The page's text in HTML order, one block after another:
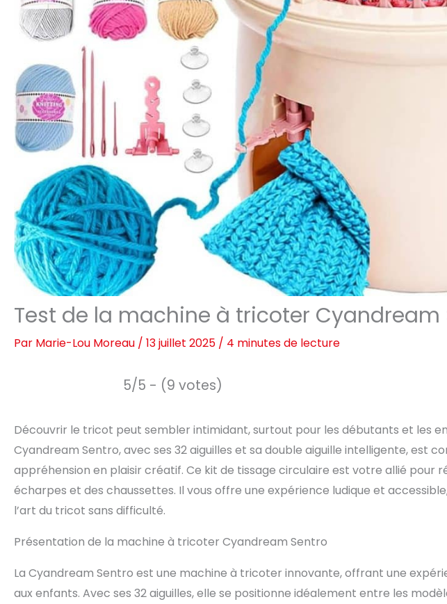
Test de la machine à tricoter Cyandream
Par Marie-Lou Moreau / 13 juillet 2025 / 4 minutes de lecture
5/5 - (9 votes)
Découvrir le tricot peut sembler intimidant, surtout pour les débutants et les
Cyandream Sentro, avec ses 32 aiguilles et sa double aiguille intelligente, est
appréhension en plaisir créatif. Ce kit de tissage circulaire est votre allié pour
écharpes et des chaussettes. Il vous offre une expérience ludique et
l’art du tricot sans difficulté.
Présentation de la machine à tricoter Cyandream Sentro
La Cyandream Sentro est une machine à tricoter innovante, offrant une
aux enfants. Avec ses 32 aiguilles, elle se positionne idéalement entre les